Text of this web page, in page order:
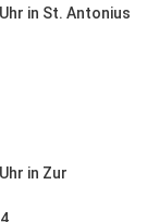
in St. Antonius
in Zur